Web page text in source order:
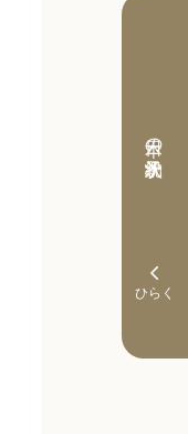
本日の予約状況